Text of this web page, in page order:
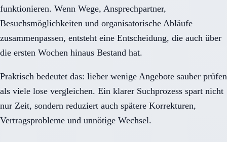
funktionieren. Wenn Wege, Ansprechpartner,
Besuchsmöglichkeiten und organisatorische Abläufe
zusammenpassen, entsteht eine Entscheidung, die auch über
die ersten Wochen hinaus Bestand hat.
Praktisch bedeutet das: lieber wenige Angebote sauber prüfen
als viele lose vergleichen. Ein klarer Suchprozess spart nicht
nur Zeit, sondern reduziert auch spätere Korrekturen,
Vertragsprobleme und unnötige Wechsel.